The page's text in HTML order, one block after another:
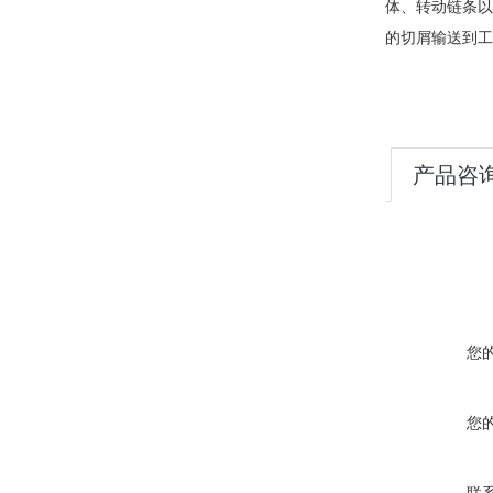
体、转动链条
的切屑输送到
产品咨
您
您